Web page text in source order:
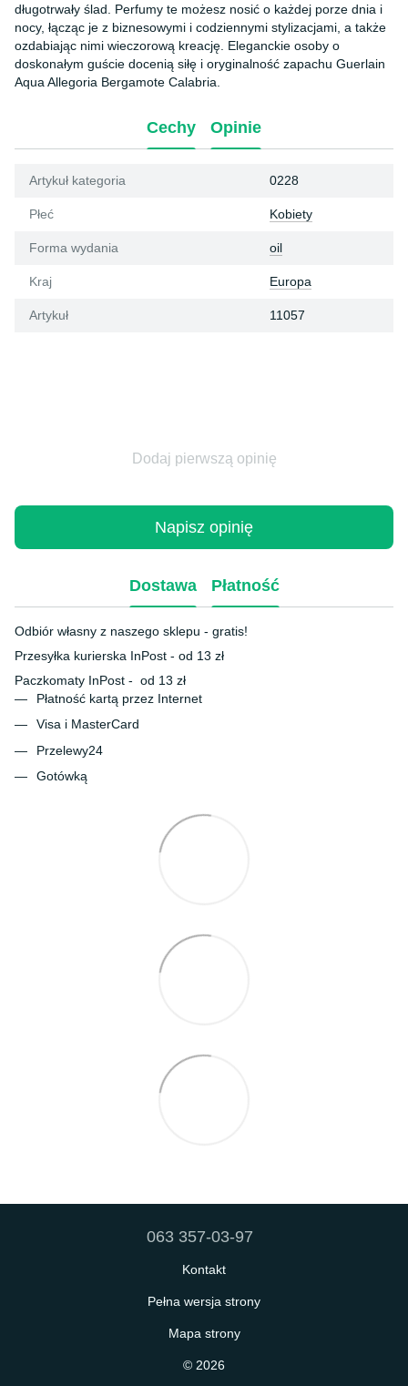
długotrwały ślad. Perfumy te możesz nosić o każdej porze dnia i
nocy, łącząc je z biznesowymi i codziennymi stylizacjami, a także
ozdabiając nimi wieczorową kreację. Eleganckie osoby o
doskonałym guście docenią siłę i oryginalność zapachu Guerlain
Aqua Allegoria Bergamote Calabria.
Cechy Opinie
Artykuł kategoria 0228
Płeć Kobiety
Forma wydania oil
Kraj Europa
Artykuł 11057
Dodaj pierwszą opinię
Napisz opinię
Dostawa Płatność
Odbiór własny z naszego sklepu - gratis!
Przesyłka kurierska InPost - od 13 zł
Paczkomaty InPost - od 13 zł
Płatność kartą przez Internet
Visa i MasterCard
Przelewy24
Gotówką
063 357-03-97
Kontakt
Pełna wersja strony
Mapa strony
© 2026